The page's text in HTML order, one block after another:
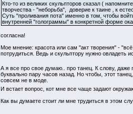
Кто-то из великих скульпторов сказал (
творчества - "неборьба", доверие к таине , к
Суть "проливания пота" именно в том, чтобы
внутренней "голограммы" в конкретной форме
согласна!
Мое мнение: красота или сам "акт творения" -
потрудиться. Ведь и скульптору нужно овладеть
А я все про свое думаю.. про танец. К слову, даже
буквально пару часов назад. Но чтобы, этот
совсем не в моде.
И встает вопрос, кот мне все чаще задают
Как вы думаете стоит ли мне трудиться в этом